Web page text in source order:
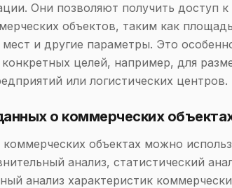
Они позволяют получить доступ
объектов, таким как
и другие параметры. Это
конкретных целей, например, для
или логистических центров.
о коммерческих
объектах можно
анализ, статистический
анализ характеристик